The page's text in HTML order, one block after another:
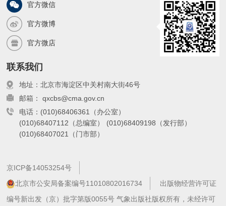
官方微信
官方微博
官方微店
联系我们
地址：北京市海淀区中关村南大街46号
邮箱： qxcbs@cma.gov.cn
电话：(010)68406361（办公室）
(010)68407112（总编室）
(010)68409198（发行部）
(010)68407021（门市部）
京ICP备14053254号
北京市公安局备案编号11010802016734
出版物经营许可证
编号新出发（京）批字第版0055号 气象出版社版权所有，未经许可